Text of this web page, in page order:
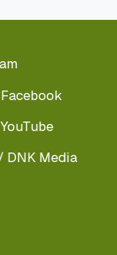
DNK Media